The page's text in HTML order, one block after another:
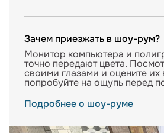
Зачем приезжать в шоу-рум?
Монитор компьютера и
точно передают цвета.
своими глазами и оцените
попробуйте на ощупь перед
Подробнее о шоу-руме